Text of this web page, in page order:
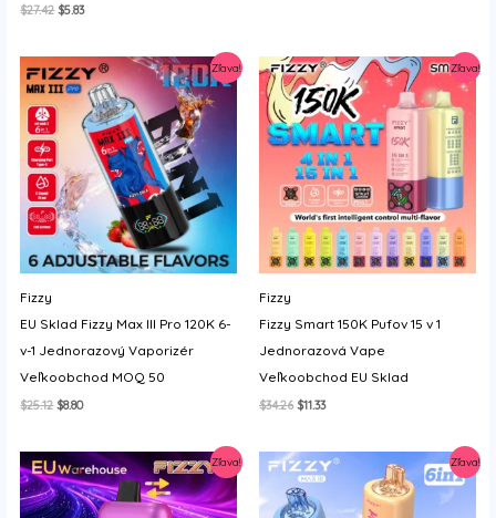
$27.42Original
$27.42.
$5.83Current
$5.83.
Zľava!
Fizzy
EU Sklad Fizzy Max III Pro 120K 6-
v-1 Jednorazový Vaporizér
Veľkoobchod MOQ 50
$25.12 Original
$25.12.
$8.80Current
$8.80.
Zľava!
Fizzy
Fizzy Smart 150K Pufov 15 v 1
Jednorazová Vape
Veľkoobchod EU Sklad
$34.26 Original
$34.26.
$11.33Current
$11.33.
Zľava! Zľava!